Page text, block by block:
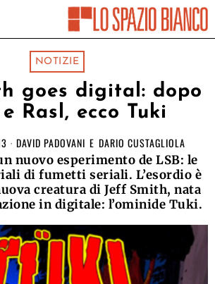
NOTIZIE
goes digital: dopo
Rasl, ecco Tuki
DAVID PADOVANI E DARIO CUSTAGLIOLA
nuovo esperimento de LSB: le
di fumetti seriali. L’esordio è
creatura di Jeff Smith, nata
in digitale: l’ominide Tuki.